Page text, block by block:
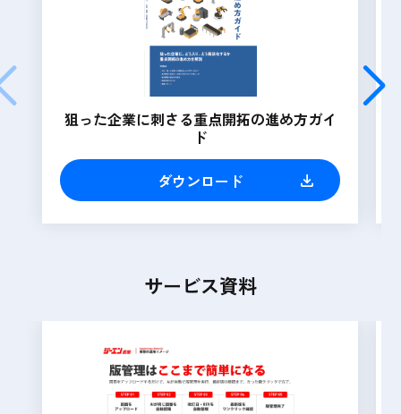
狙った企業に刺さる重点開拓の進め方ガイ
ド
ダウンロード
サービス資料